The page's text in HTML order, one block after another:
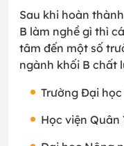
Sau khi hoàn
B làm nghề gì thì
tâm đến một số
ngành khối B chất
Trường Đại học
Học viện Quân